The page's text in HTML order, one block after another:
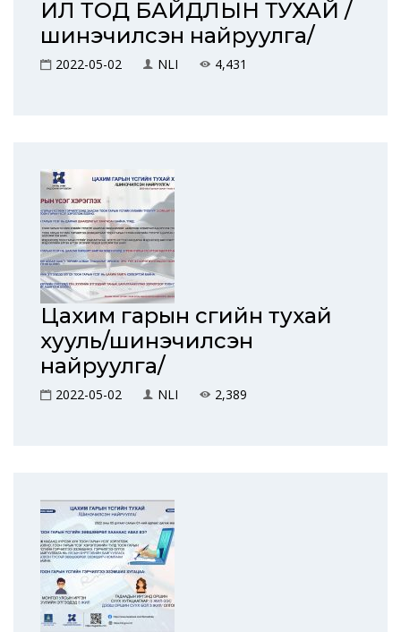
ИЛ ТОД БАЙДЛЫН ТУХАЙ /
шинэчилсэн найруулга/
2022-05-02 NLI 4,431
Цахим гарын үсгийн тухай
хууль/шинэчилсэн
найруулга/
2022-05-02 NLI 2,389